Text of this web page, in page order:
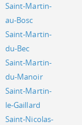
Saint-Martin-
au-Bosc
Saint-Martin-
du-Bec
Saint-Martin-
du-Manoir
Saint-Martin-
le-Gaillard
Saint-Nicolas-